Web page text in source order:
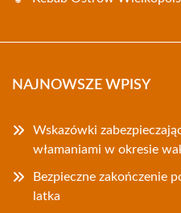
NAJNOWSZE WPISY
Wskazówki
włamaniami w okresie
Bezpieczne zakończenie
latka